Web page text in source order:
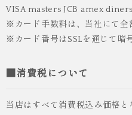
VISA masters JCB amex diners
※カード手数料は、当社にて全
※カード番号はSSLを通じて暗
■消費税について
当店はすべて消費税込み価格と